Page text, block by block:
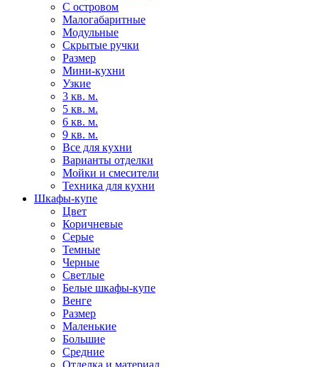
С островом
Малогабаритные
Модульные
Скрытые ручки
Размер
Мини-кухни
Узкие
3 кв. м.
5 кв. м.
6 кв. м.
9 кв. м.
Все для кухни
Варианты отделки
Мойки и смесители
Техника для кухни
Шкафы-купе
Цвет
Коричневые
Серые
Темные
Черные
Светлые
Белые шкафы-купе
Венге
Размер
Маленькие
Большие
Средние
Отделка и материал